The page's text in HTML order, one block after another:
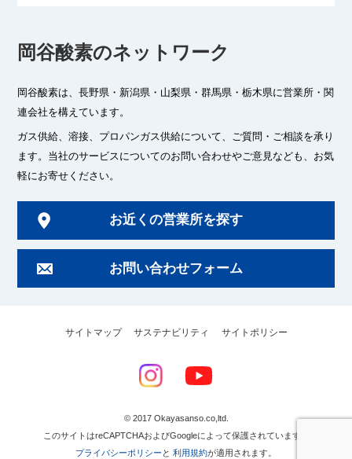
岡谷酸素のネットワーク
岡谷酸素は、長野県・新潟県・山梨県・群馬県・栃木県に営業所・関
連会社を構えています。
ガス供給、溶接、プロパンガス供給について、ご質問・ご相談を承り
ます。 当社のサービスについてのお問い合わせやご意見なども、お気
軽にお寄せください。
お近くの営業所を探す
お問い合わせフォーム
サイトマップ サステナビリティ サイトポリシー
© 2017 Okayasanso.co,ltd.
このサイトはreCAPTCHAおよびGoogleによって保護されています。
プライバシーポリシー と 利用規約が適用されます。